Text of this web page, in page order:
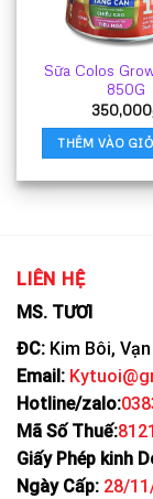
Sữa Colos
850G
350,000
THÊM VÀO
LIÊN HỆ
MS. TƯƠI
ĐC: Kim Bôi,
Email:
Hotline/zalo:
Mã Số Thuế:
Giấy Phép kinh
Ngày Cấp: 28/